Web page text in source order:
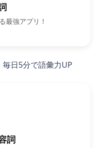
最強アプリ！
日5分で語彙力UP
詞